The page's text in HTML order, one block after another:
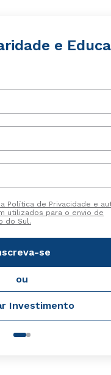
e
Política de Privacidade e
utilizados para o envio de
do Sul.
se
ou
Investimento